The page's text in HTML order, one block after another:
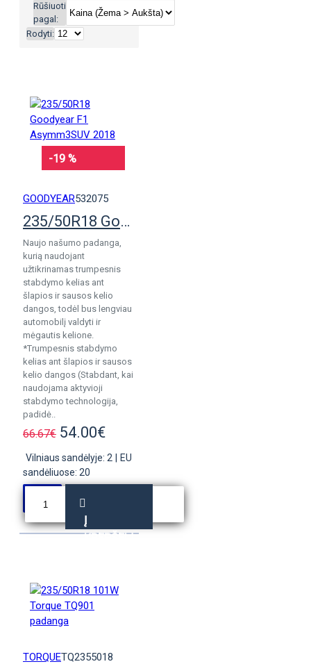
Rūšiuoti
pagal:
Rodyti:
-19 %
GOODYEAR532075
235/50R18 Goodyear F1 Asymm3SUV 2018
Naujo našumo padanga,
kurią naudojant
užtikrinamas trumpesnis
stabdymo kelias ant
šlapios ir sausos kelio
dangos, todėl bus lengviau
automobilį valdyti ir
mėgautis kelione.
*Trumpesnis stabdymo
kelias ant šlapios ir sausos
kelio dangos (Stabdant, kai
naudojama aktyvioji
stabdymo technologija,
padidė..
66.67€ 54.00€
Vilniaus sandėlyje: 2
EU
sandėliuose: 20
Į
KREPŠELĮ
TORQUETQ2355018